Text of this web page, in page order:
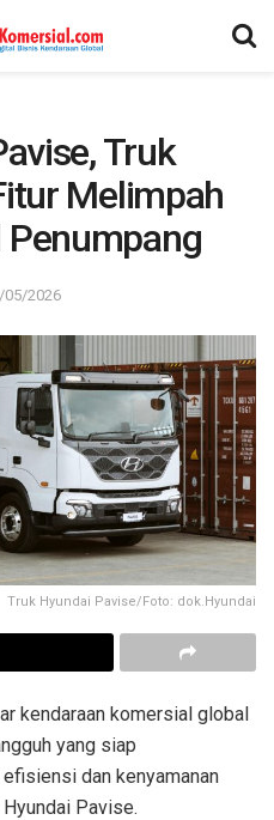
Truk
Melimpah
05/2026
Truk Hyundai Pavise/Foto: dok.Hyundai
kendaraan komersial global
yang siap
dan kenyamanan
Pavise.